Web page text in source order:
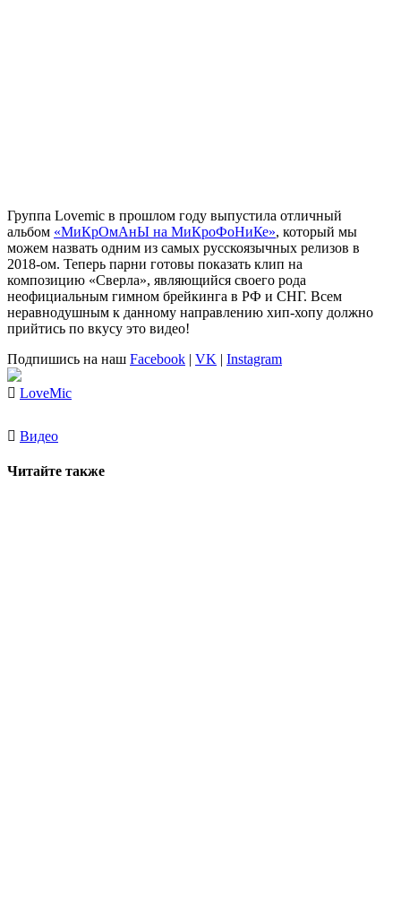
Группа Lovemic в прошлом году выпустила отличный
альбом «МиКрОмАнЫ на МиКроФоНиКе», который мы
можем назвать одним из самых русскоязычных релизов в
2018-ом. Теперь парни готовы показать клип на
композицию «Сверла», являющийся своего рода
неофициальным гимном брейкинга в РФ и СНГ. Всем
неравнодушным к данному направлению хип-хопу должно
прийтись по вкусу это видео!
Подпишись на наш Facebook | VK | Instagram
LoveMic
Видео
Читайте также